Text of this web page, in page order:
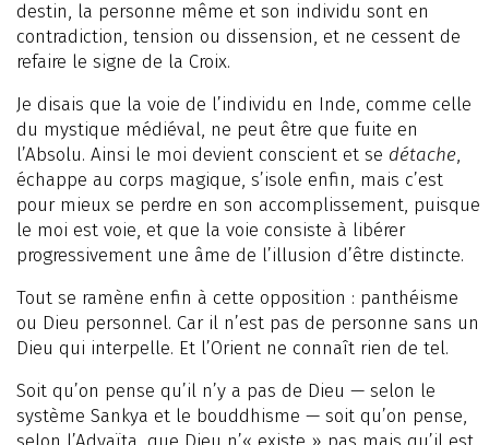
destin, la personne même et son individu sont en
contradiction, tension ou dissension, et ne cessent de
refaire le signe de la Croix.
Je disais que la voie de l’individu en Inde, comme celle
du mystique médiéval, ne peut être que fuite en
l’Absolu. Ainsi le moi devient conscient et se détache,
échappe au corps magique, s’isole enfin, mais c’est
pour mieux se perdre en son accomplissement, puisque
le moi est voie, et que la voie consiste à libérer
progressivement une âme de l’illusion d’être distincte.
Tout se ramène enfin à cette opposition : panthéisme
ou Dieu personnel. Car il n’est pas de personne sans un
Dieu qui interpelle. Et l’Orient ne connaît rien de tel.
Soit qu’on pense qu’il n’y a pas de Dieu — selon le
système Sankya et le bouddhisme — soit qu’on pense,